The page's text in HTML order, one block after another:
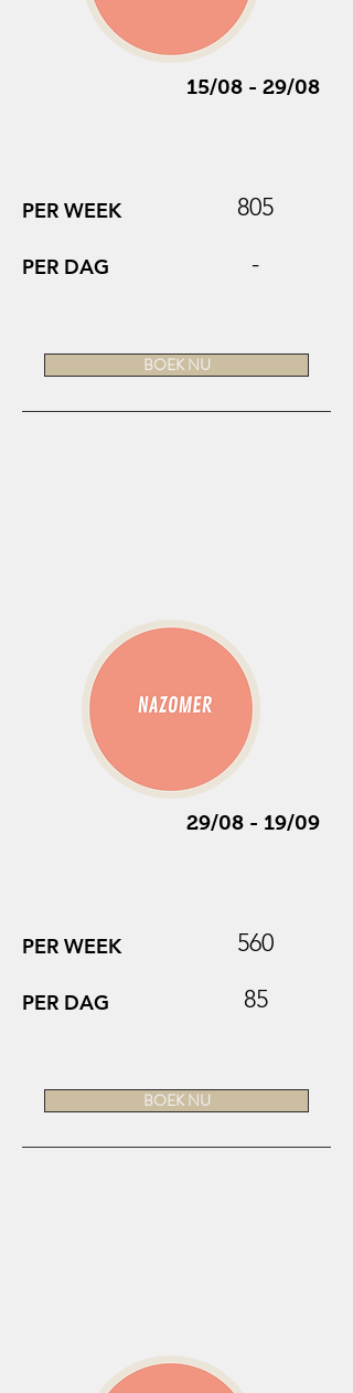
15/08 - 29/08
PER WEEK
PER DAG
805
-
BOEK NU
29/08 - 19/09
PER WEEK
PER DAG
560
85
BOEK NU